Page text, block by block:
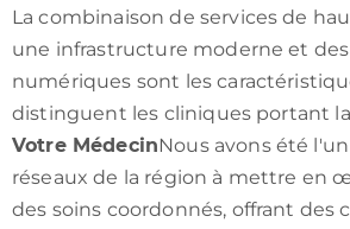
La combinaison de services de
une infrastructure moderne et
numériques sont les
distinguent les cliniques portant
Votre MédecinNous avons été
réseaux de la région à mettre en
des soins coordonnés, offrant des